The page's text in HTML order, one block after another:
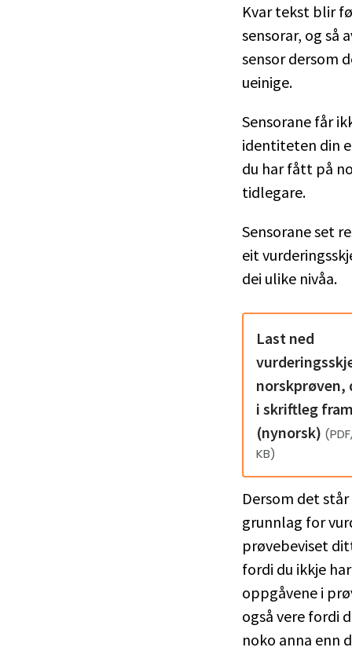
Kvar tekst blir
sensorar, og så
sensor dersom
ueinige.
Sensorane får
identiteten din
du har fått på
tidlegare.
Sensorane set
eit
dei ulike nivåa.
Last ned
norskprøven,
i skriftleg
(nynorsk)
KB)
Dersom det
grunnlag for
prøvebeviset
fordi du ikkje
oppgåvene i
også vere fordi
noko anna enn